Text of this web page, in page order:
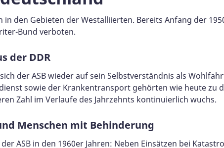
den Gebieten der Westalliierten. Bereits Anfang der
Bund verboten.
der DDR
der ASB wieder auf sein Selbstverständnis als
sowie der Krankentransport gehörten wie heute zu
Zahl im Verlaufe des Jahrzehnts kontinuierlich wuchs.
Menschen mit Behinderung
ASB in den 1960er Jahren: Neben Einsätzen bei